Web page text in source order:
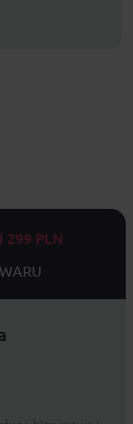
299 PLN